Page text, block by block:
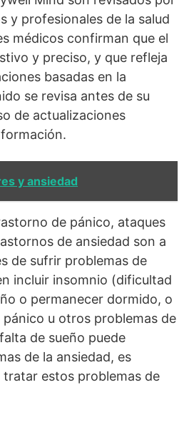
y profesionales de la salud
médicos confirman que el
y preciso, y que refleja
basadas en la
se revisa antes de su
de actualizaciones
y ansiedad
de pánico, ataques
de ansiedad son a
de sufrir problemas de
incluir insomnio (dificultad
o permanecer dormido, o
u otros problemas de
de sueño puede
de la ansiedad, es
estos problemas de